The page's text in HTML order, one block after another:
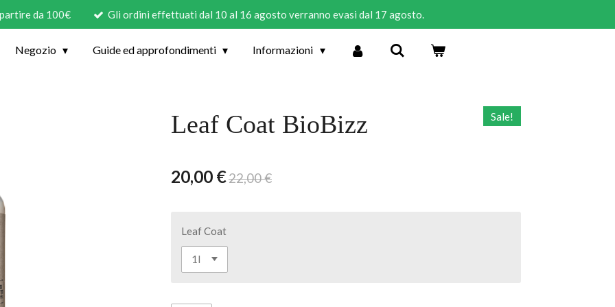
da 100€ Gli ordini effettuati dal 10 al 16 agosto verranno evasi dal 17 agosto.
Negozio Guide ed approfondimenti Informazioni
Leaf Coat BioBizz Sale!
20,00 €22,00 €
Leaf Coat